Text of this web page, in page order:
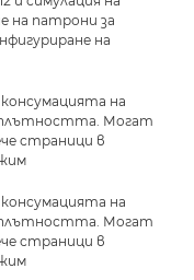
на патрони за
на
на
плътността. Могат
страници в
на
плътността. Могат
страници в